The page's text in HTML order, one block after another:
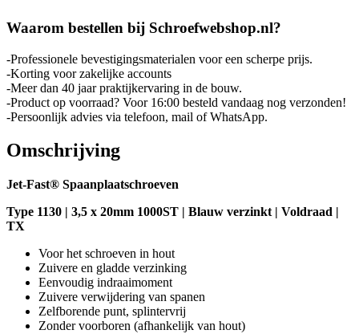
Waarom bestellen bij Schroefwebshop.nl?
-Professionele bevestigingsmaterialen voor een scherpe prijs.
-Korting voor zakelijke accounts
-Meer dan 40 jaar praktijkervaring in de bouw.
-Product op voorraad? Voor 16:00 besteld vandaag nog verzonden!
-Persoonlijk advies via telefoon, mail of WhatsApp.
Omschrijving
Jet-Fast® Spaanplaatschroeven
Type 1130 | 3,5 x 20mm 1000ST | Blauw verzinkt | Voldraad |
TX
Voor het schroeven in hout
Zuivere en gladde verzinking
Eenvoudig indraaimoment
Zuivere verwijdering van spanen
Zelfborende punt, splintervrij
Zonder voorboren (afhankelijk van hout)